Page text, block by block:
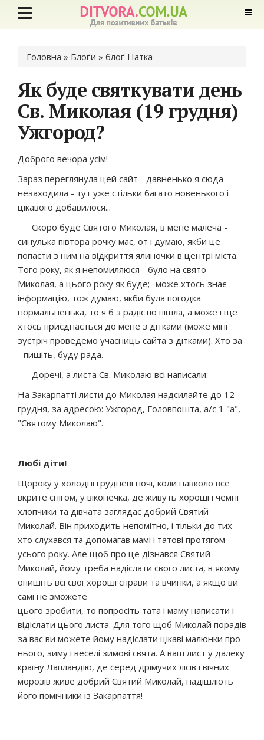
Ви є тут
Головна » Блоґи » блоґ Натка
Як буде святкувати день
Св. Миколая (19 грудня)
Ужгород?
Доброго вечора усім!
Зараз переглянула цей сайт - давненько я сюда
незаходила - тут уже стільки багато новенького і
цікавого добавилося...
Скоро буде Святого Миколая, в мене малеча -
синулька півтора рочку має, от і думаю, якби це
попасти з ним на відкриття ялиночки в центрі міста.
Того року, як я непомиляюся - було на свято
Миколая, а цього року як буде;- може хтось знає
інформацію, тож думаю, якби була погодка
нормальненька, то я б з радістю пішла, а може і ще
хтось приєднається до мене з дітками (може міні
зустріч проведемо учасниць сайта з дітками). Хто за
- пишіть, буду рада.
Доречі, а листа Св. Миколаю всі написали:
На Закарпатті листи до Миколая надсилайте до 12
грудня, за адресою: Ужгород, Головпошта, а/с 1 "а",
"Святому Миколаю".
Любі діти!
Щороку у холодні грудневі ночі, коли навколо все
вкрите снігом, у віконечка, де живуть хороші і чемні
хлопчики та дівчата заглядає добрий Святий
Миколай. Він приходить непомітно, і тільки до тих
хто слухався та допомагав мамі і татові протягом
усього року. Але щоб про це дізнався Святий
Миколай, йому треба надіслати свого листа, в якому
опишіть всі свої хороші справи та вчинки, а якщо ви
самі не зможете
цього зробити, то попросіть тата і маму написати і
відіслати цього листа. Для того щоб Миколай порадів
за вас ви можете йому надіслати цікаві малюнки про
нього, зиму і веселі зимові свята. А ваш лист у далеку
країну Лапландію, де серед дрімучих лісів і вічних
морозів живе добрий Святий Миколай, надішлють
його помічники із Закарпаття!